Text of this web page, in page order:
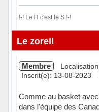
!-! Le H c'est le S !-!
Hors ligne
Le zoreil
Membre
Inscrit(e): 13-08-2023
Comme au basket
dans l'équipe des